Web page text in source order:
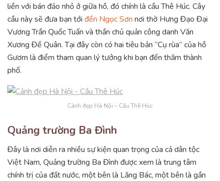
liền với bán đảo nhỏ ở giữa hồ, đó chính là cầu Thê Húc. Cây
cầu này sẽ đưa bạn tới đền Ngọc Sơn nơi thờ Hưng Đạo Đại
Vương Trần Quốc Tuấn và thần chủ quản công danh Văn
Xương Đế Quân. Tại đây còn có hai tiêu bản “Cụ rùa” của hồ
Gươm là điểm tham quan lý tưởng khi bạn đến thăm thành
phố.
Cảnh đẹp Hà Nội – Cầu Thê Húc
Quảng trường Ba Đình
Đây là nơi diễn ra nhiều sự kiện quan trọng của cả dân tộc
Việt Nam, Quảng trường Ba Đình được xem là trung tâm
chính trị của đất nước, một bên là Lăng Bác, một bên là gần